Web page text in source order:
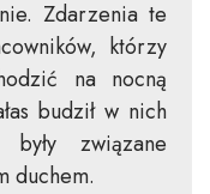
Zdarzenia te
którzy
na nocną
budził w nich
związane
duchem.